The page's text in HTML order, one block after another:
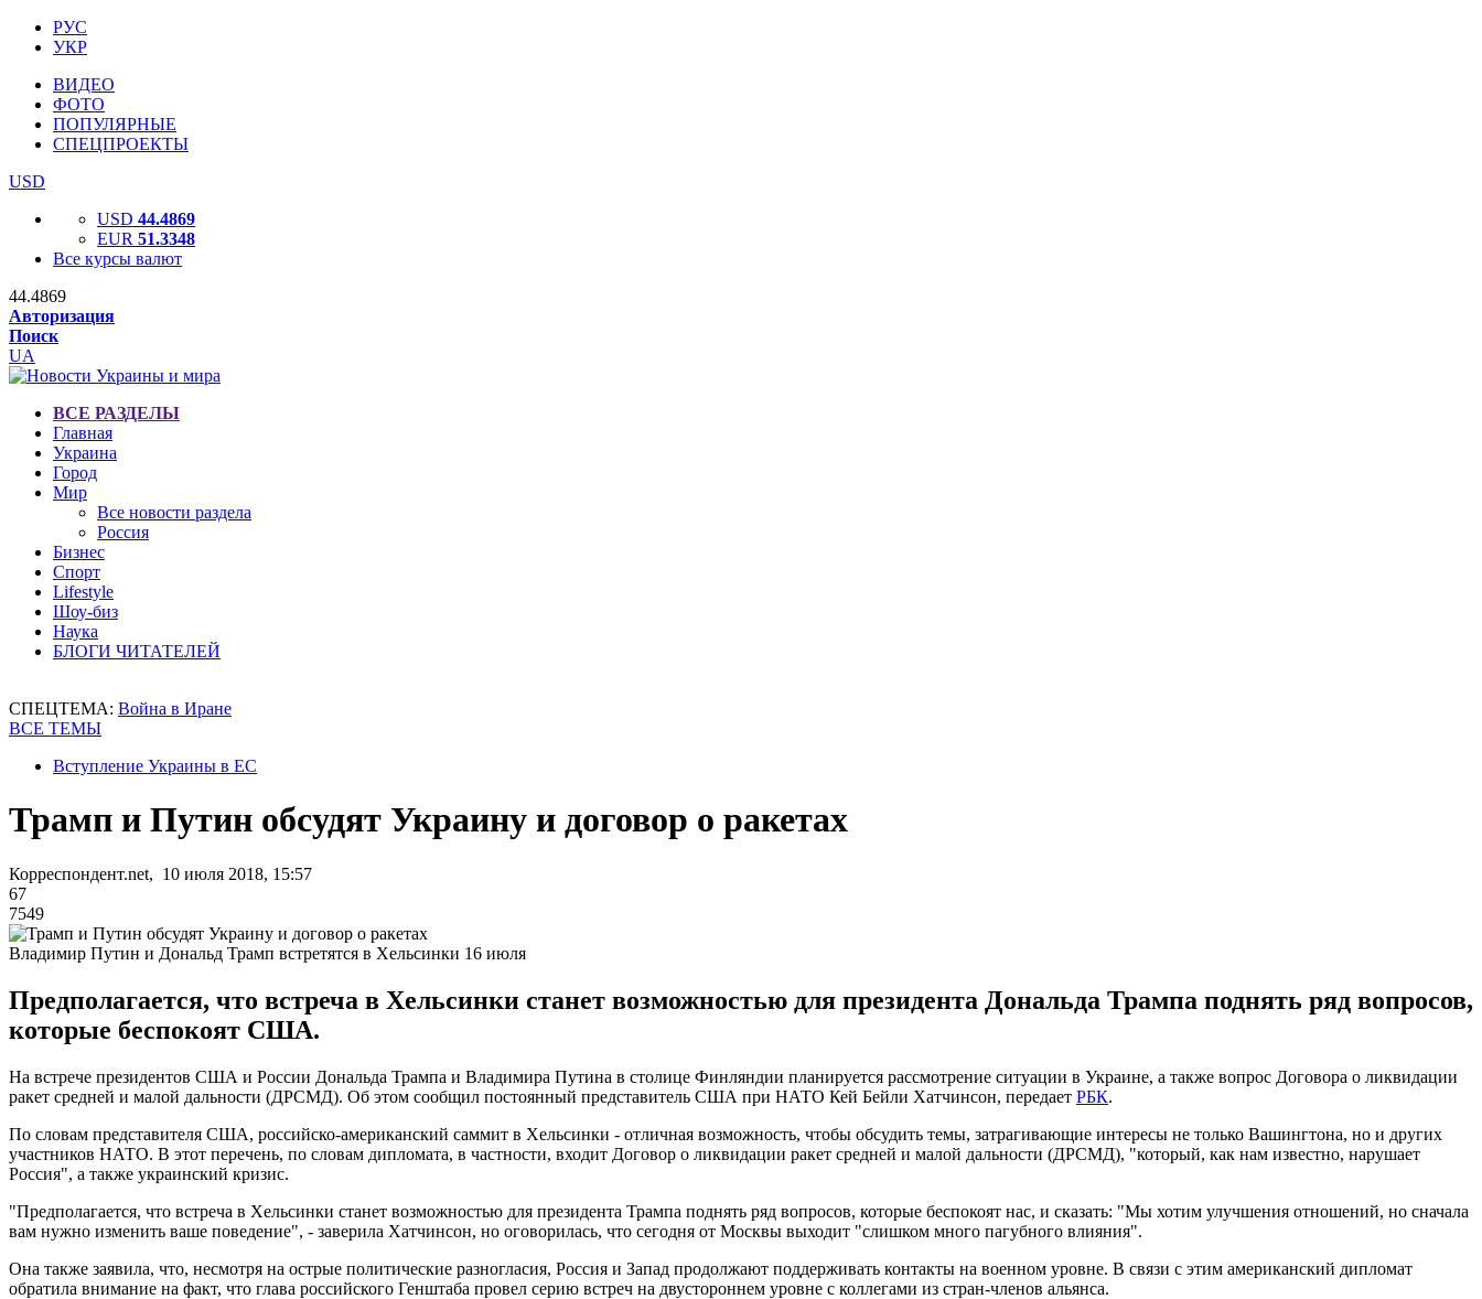
РУС
УКР
ВИДЕО
ФОТО
ПОПУЛЯРНЫЕ
СПЕЦПРОЕКТЫ
USD
USD 44.4869
EUR 51.3348
Все курсы валют
44.4869
Авторизация
Поиск
UA
ВСЕ РАЗДЕЛЫ
Главная
Украина
Город
Мир
Все новости раздела
Россия
Бизнес
Спорт
Lifestyle
Шоу-биз
Наука
БЛОГИ ЧИТАТЕЛЕЙ
СПЕЦТЕМА: Война в Иране
ВСЕ ТЕМЫ
Вступление Украины в ЕС
Трамп и Путин обсудят Украину и договор о ракетах
Корреспондент.net, 10 июля 2018, 15:57
67
7549
Владимир Путин и Дональд Трамп встретятся в Хельсинки 16 июля
Предполагается, что встреча в Хельсинки станет возможностью для президента Дональда Трампа поднять ряд вопросов,
которые беспокоят США.
На встрече президентов США и России Дональда Трампа и Владимира Путина в столице Финляндии планируется рассмотрение ситуации в Украине, а также вопрос Договора о ликвидации
ракет средней и малой дальности (ДРСМД). Об этом сообщил постоянный представитель США при НАТО Кей Бейли Хатчинсон, передает РБК.
По словам представителя США, российско-американский саммит в Хельсинки - отличная возможность, чтобы обсудить темы, затрагивающие интересы не только Вашингтона, но и других
участников НАТО. В этот перечень, по словам дипломата, в частности, входит Договор о ликвидации ракет средней и малой дальности (ДРСМД), "который, как нам известно, нарушает
Россия", а также украинский кризис.
"Предполагается, что встреча в Хельсинки станет возможностью для президента Трампа поднять ряд вопросов, которые беспокоят нас, и сказать: "Мы хотим улучшения отношений, но сначала
вам нужно изменить ваше поведение", - заверила Хатчинсон, но оговорилась, что сегодня от Москвы выходит "слишком много пагубного влияния".
Она также заявила, что, несмотря на острые политические разногласия, Россия и Запад продолжают поддерживать контакты на военном уровне. В связи с этим американский дипломат
обратила внимание на факт, что глава российского Генштаба провел серию встреч на двустороннем уровне с коллегами из стран-членов альянса.